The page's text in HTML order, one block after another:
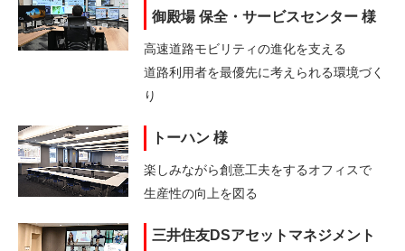
御殿場 保全・サービスセンター 様
高速道路モビリティの進化を支える
道路利用者を最優先に考えられる環境づく
り
トーハン 様
楽しみながら創意工夫をするオフィスで
生産性の向上を図る
三井住友DSアセットマネジメント